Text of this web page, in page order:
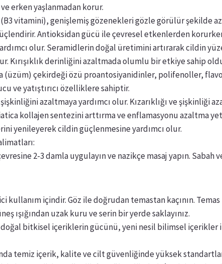
erken yaşlanmadan korur.
vitamini), genişlemiş gözenekleri gözle görülür şekilde
Antioksidan gücü ile çevresel etkenlerden
olur. Seramidlerin doğal üretimini artırarak cildin
Kırışıklık derinliğini azaltmada olumlu bir etkiye sahip
(üzüm) çekirdeği özü proantosiyanidinler, polifenoller,
ve yatıştırıcı özelliklere sahiptir.
azaltmaya yardımcı olur. Kızarıklığı ve şişkinliği
kollajen sentezini arttırma ve enflamasyonu azaltma
yenileyerek cildin güçlenmesine yardımcı olur.
2-3 damla uygulayın ve nazikçe masaj yapın.
kullanım içindir. Göz ile doğrudan temastan kaçının.
ışığından uzak kuru ve serin bir yerde saklayınız.
bitkisel içeriklerin gücünü, yeni nesil bilimsel
temiz içerik, kalite ve cilt güvenliğinde yüksek